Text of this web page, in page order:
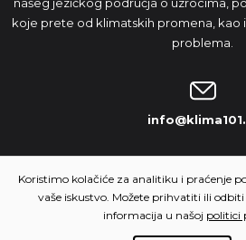
koje prete od klimatskih promena, kao
problema.
NAŠA IDEJA
Koristimo kolačiće za analitiku i praćenje
vaše iskustvo. Možete prihvatiti ili
informacija u našoj politici